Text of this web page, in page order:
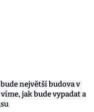
největší budova v
jak bude vypadat a